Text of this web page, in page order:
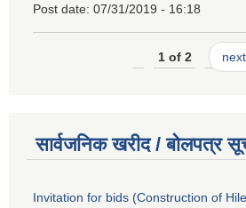
Post date: 07/31/2019 - 16:18
1 of 2
सार्वजनिक खरीद / बोलपत्र
Invitation for bids (Construction of